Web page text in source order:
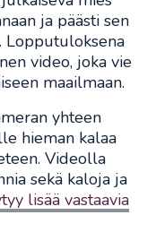
ja päästi sen
Lopputuloksena
video, joka vie
maailmaan.
yhteen
hieman kalaa
Videolla
sekä kaloja ja
lisää vastaavia